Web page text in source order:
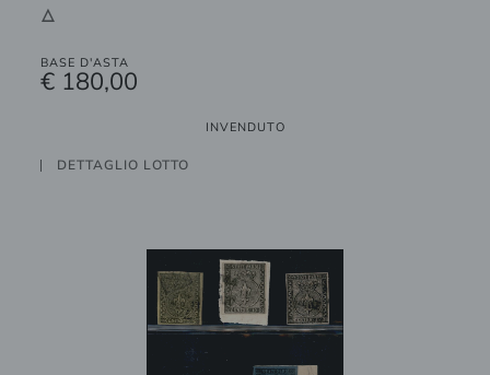
3
BASE D'ASTA
€ 180,00
INVENDUTO
DETTAGLIO LOTTO